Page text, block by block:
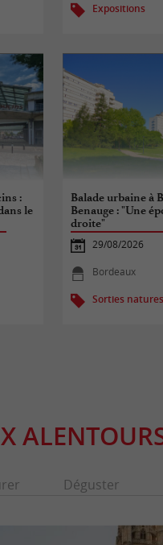
Expositions
:
le
Balade urbaine à
Benauge : "Une
droite"
29/08/2026
Bordeaux
Sorties
Déguster